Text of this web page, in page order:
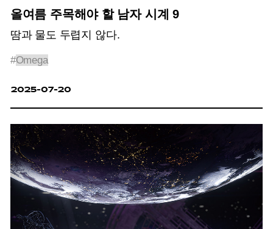
올여름 주목해야 할 남자 시계 9
땀과 물도 두렵지 않다.
#Omega
2025-07-20